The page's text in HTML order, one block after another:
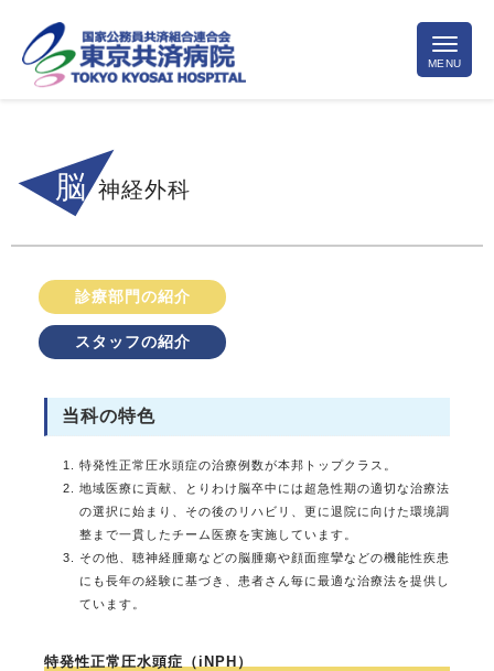
脳 神経外科
診療部門の紹介
スタッフの紹介
当科の特色
特発性正常圧水頭症の治療例数が本邦トップクラス。
地域医療に貢献、とりわけ脳卒中には超急性期の適切な治療法
の選択に始まり、その後のリハビリ、更に退院に向けた環境調
整まで一貫したチーム医療を実施しています。
その他、聴神経腫瘍などの脳腫瘍や顔面痙攣などの機能性疾患
にも長年の経験に基づき、患者さん毎に最適な治療法を提供し
ています。
特発性正常圧水頭症（iNPH）